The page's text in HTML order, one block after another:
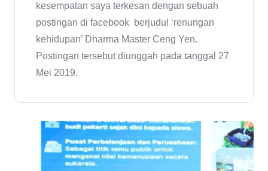
kesempatan saya terkesan dengan sebuah
postingan di facebook berjudul ‘renungan
kehidupan’ Dharma Master Ceng Yen.
Postingan tersebut diunggah pada tanggal 27
Mei 2019.